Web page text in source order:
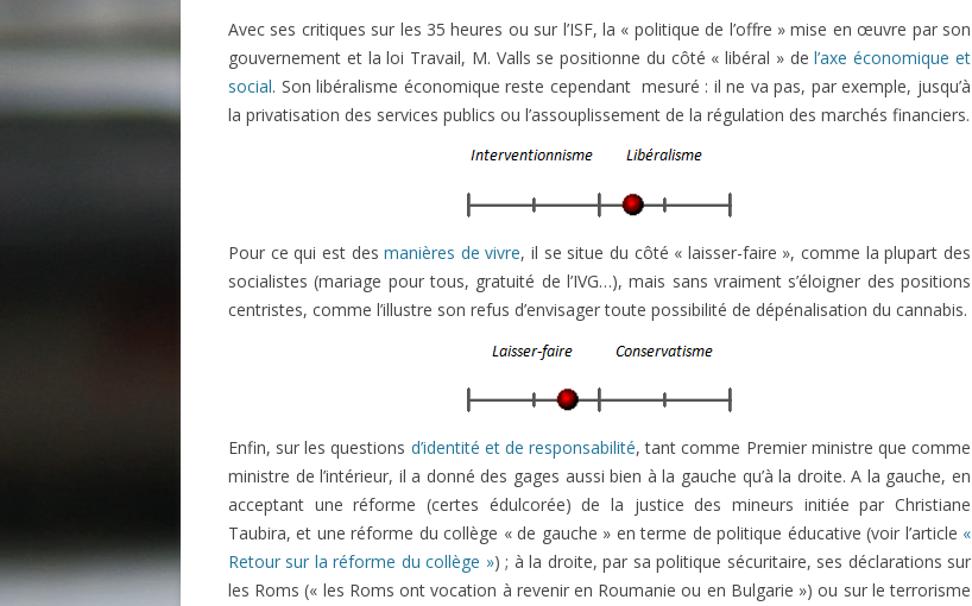
Avec ses critiques sur les 35 heures ou sur l’ISF, la « politique de l’offre » mise en œuvre par son
gouvernement et la loi Travail, M. Valls se positionne du côté « libéral » del’axe économique et
social. Son libéralisme économique reste cependant mesuré : il ne va pas, par exemple, jusqu’à
la privatisation des services publics ou l’assouplissement de la régulation des marchés financiers.
Pour ce qui est desmanières de vivre, il se situe du côté « laisser-faire », comme la plupart des
socialistes (mariage pour tous, gratuité de l’IVG…), mais sans vraiment s’éloigner des positions
centristes, comme l’illustre son refus d’envisager toute possibilité de dépénalisation du cannabis.
Enfin, sur les questions d’identité et de responsabilité, tant comme Premier ministre que comme
ministre de l’intérieur, il a donné des gages aussi bien à la gauche qu’à la droite. A la gauche, en
acceptant une réforme (certes édulcorée) de la justice des mineurs initiée par Christiane
Taubira, et une réforme du collège « de gauche » en terme de politique éducative (voir l’article «
Retour sur la réforme du collège ») ; à la droite, par sa politique sécuritaire, ses déclarations sur
les Roms (« les Roms ont vocation à revenir en Roumanie ou en Bulgarie ») ou sur le terrorisme